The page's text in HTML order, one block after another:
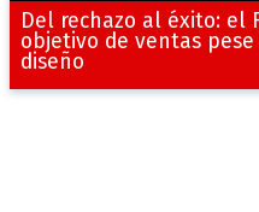
Del rechazo al éxito: el
objetivo de ventas
diseño